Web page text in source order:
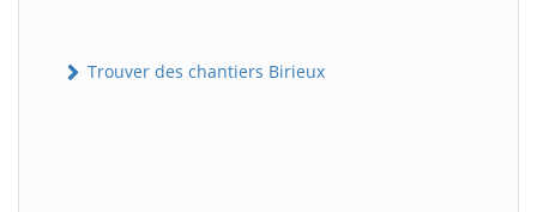
Trouver des chantiers Birieux